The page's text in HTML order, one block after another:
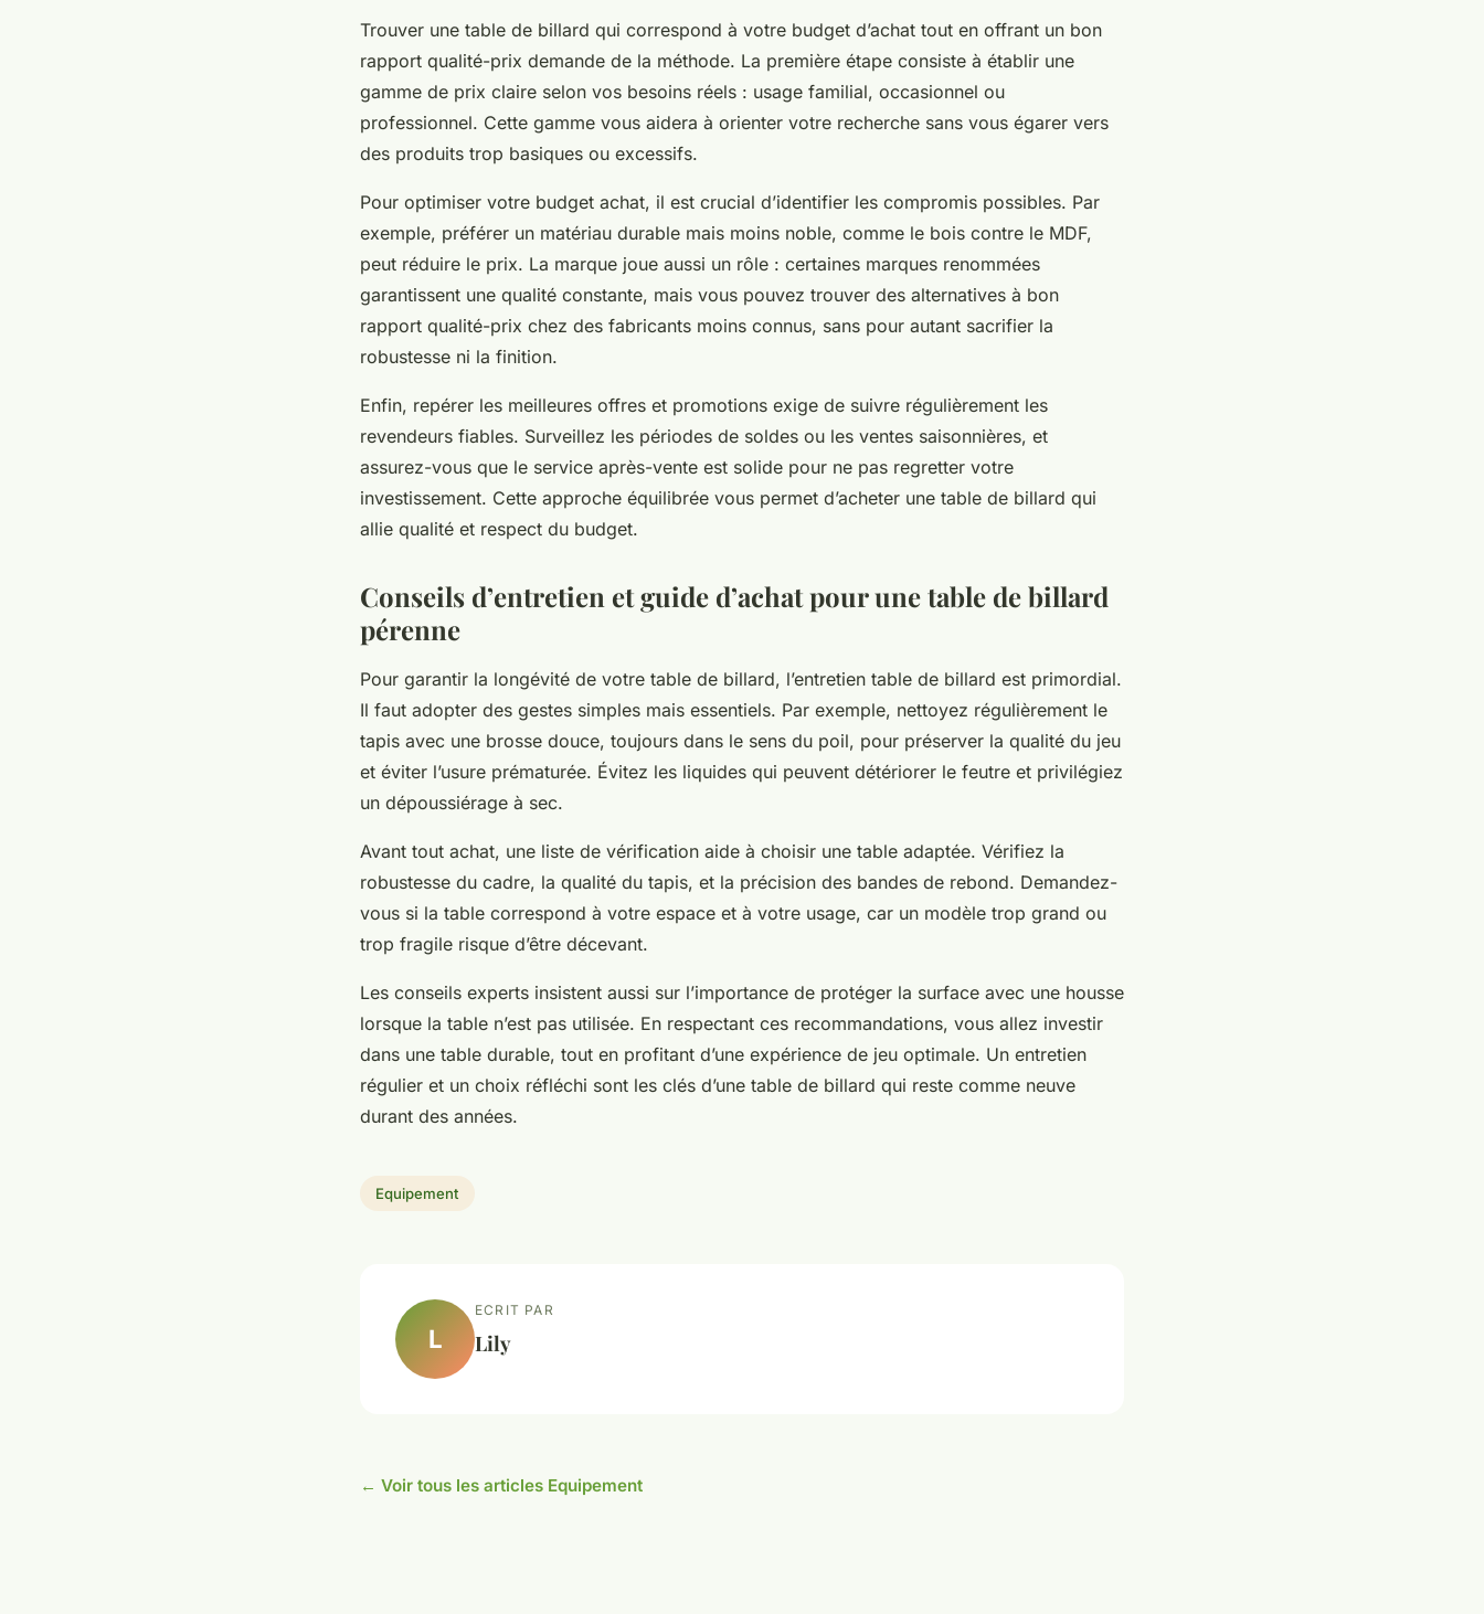
Trouver une table de billard qui correspond à votre budget d’achat tout en offrant un bon
rapport qualité-prix demande de la méthode. La première étape consiste à établir une
gamme de prix claire selon vos besoins réels : usage familial, occasionnel ou
professionnel. Cette gamme vous aidera à orienter votre recherche sans vous égarer vers
des produits trop basiques ou excessifs.
Pour optimiser votre budget achat, il est crucial d’identifier les compromis possibles. Par
exemple, préférer un matériau durable mais moins noble, comme le bois contre le MDF,
peut réduire le prix. La marque joue aussi un rôle : certaines marques renommées
garantissent une qualité constante, mais vous pouvez trouver des alternatives à bon
rapport qualité-prix chez des fabricants moins connus, sans pour autant sacrifier la
robustesse ni la finition.
Enfin, repérer les meilleures offres et promotions exige de suivre régulièrement les
revendeurs fiables. Surveillez les périodes de soldes ou les ventes saisonnières, et
assurez-vous que le service après-vente est solide pour ne pas regretter votre
investissement. Cette approche équilibrée vous permet d’acheter une table de billard qui
allie qualité et respect du budget.
Conseils d’entretien et guide d’achat pour une table de billard
pérenne
Pour garantir la longévité de votre table de billard, l’entretien table de billard est primordial.
Il faut adopter des gestes simples mais essentiels. Par exemple, nettoyez régulièrement le
tapis avec une brosse douce, toujours dans le sens du poil, pour préserver la qualité du jeu
et éviter l’usure prématurée. Évitez les liquides qui peuvent détériorer le feutre et privilégiez
un dépoussiérage à sec.
Avant tout achat, une liste de vérification aide à choisir une table adaptée. Vérifiez la
robustesse du cadre, la qualité du tapis, et la précision des bandes de rebond. Demandez-
vous si la table correspond à votre espace et à votre usage, car un modèle trop grand ou
trop fragile risque d’être décevant.
Les conseils experts insistent aussi sur l’importance de protéger la surface avec une housse
lorsque la table n’est pas utilisée. En respectant ces recommandations, vous allez investir
dans une table durable, tout en profitant d’une expérience de jeu optimale. Un entretien
régulier et un choix réfléchi sont les clés d’une table de billard qui reste comme neuve
durant des années.
Equipement
L
ECRIT PAR
Lily
← Voir tous les articles Equipement